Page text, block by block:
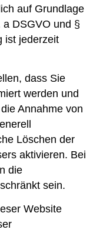
auf Grundlage
DSGVO und §
ist jederzeit
dass Sie
werden und
Annahme von
Löschen der
aktivieren. Bei
die
sein.
Website